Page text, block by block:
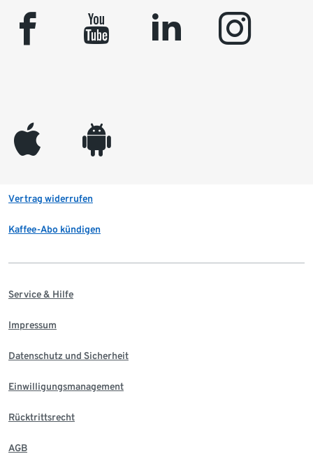
facebook youtube linkedin instagram
appleinc android
Vertrag widerrufen
Kaffee-Abo kündigen
Service & Hilfe
Impressum
Datenschutz und Sicherheit
Einwilligungsmanagement
Rücktrittsrecht
AGB